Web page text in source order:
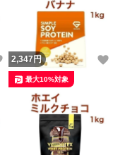
いいね！
2,347 円
最大10%対象